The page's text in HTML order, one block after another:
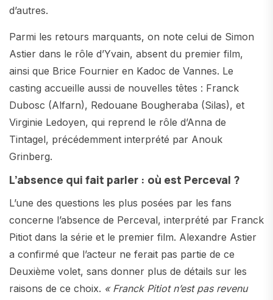
d’autres.
Parmi les retours marquants, on note celui de Simon
Astier dans le rôle d’Yvain, absent du premier film,
ainsi que Brice Fournier en Kadoc de Vannes. Le
casting accueille aussi de nouvelles têtes : Franck
Dubosc (Alfarn), Redouane Bougheraba (Silas), et
Virginie Ledoyen, qui reprend le rôle d’Anna de
Tintagel, précédemment interprété par Anouk
Grinberg.
L’absence qui fait parler : où est Perceval ?
L’une des questions les plus posées par les fans
concerne l’absence de Perceval, interprété par Franck
Pitiot dans la série et le premier film. Alexandre Astier
a confirmé que l’acteur ne ferait pas partie de ce
Deuxième volet, sans donner plus de détails sur les
raisons de ce choix. « Franck Pitiot n’est pas revenu